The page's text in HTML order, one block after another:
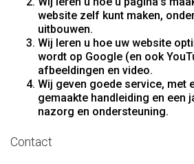
website zelf kunt maken,
uitbouwen.
Wij leren u hoe uw website
wordt op Google (en ook
afbeeldingen en video.
Wij geven goede service, met
gemaakte handleiding en een
nazorg en ondersteuning.
Contact